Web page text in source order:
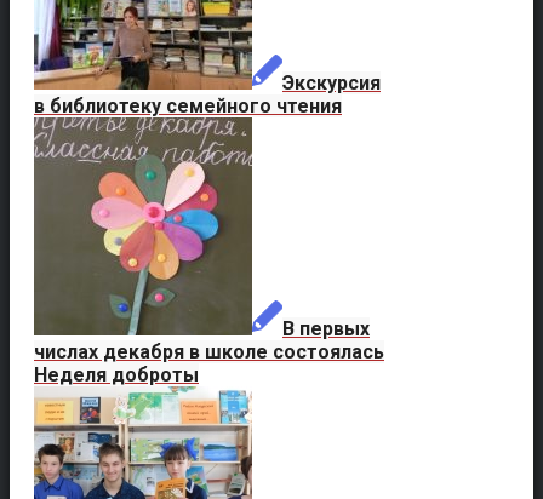
Экскурсия
в библиотеку семейного чтения
В первых
числах декабря в школе состоялась
Неделя доброты